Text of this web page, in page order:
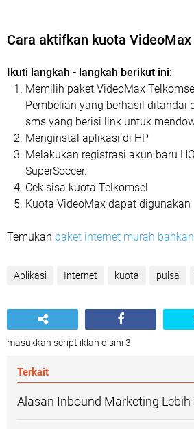
Cara aktifkan kuota VideoMax
Ikuti langkah - langkah berikut ini:
Memilih paket VideoMax
Pembelian yang berhasil ditandai
sms yang berisi link untuk
Menginstal aplikasi di HP
Melakukan registrasi akun baru
SuperSoccer.
Cek sisa kuota Telkomsel
Kuota VideoMax dapat digunakan
Temukan paket internet murah
Aplikasi Internet kuota pulsa
masukkan script iklan disini 3
Terkait
Alasan Inbound Marketing